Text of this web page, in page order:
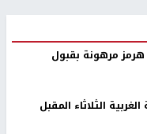
مرهونة بقبول
الثلاثاء المقبل